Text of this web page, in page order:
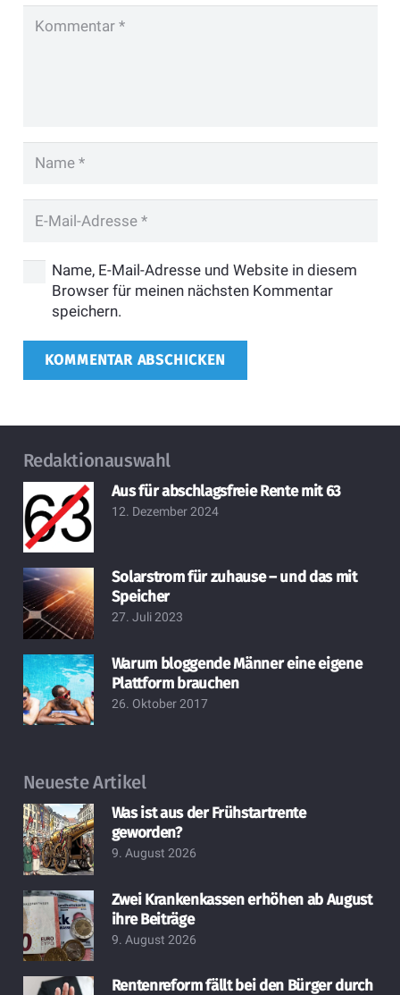
Name, E-Mail-Adresse und Website in diesem
Browser für meinen nächsten Kommentar
speichern.
KOMMENTAR ABSCHICKEN
Redaktionauswahl
Aus für abschlagsfreie Rente mit 63
12. Dezember 2024
Solarstrom für zuhause – und das mit
Speicher
27. Juli 2023
Warum bloggende Männer eine eigene
Plattform brauchen
26. Oktober 2017
Neueste Artikel
Was ist aus der Frühstartrente
geworden?
9. August 2026
Zwei Krankenkassen erhöhen ab August
ihre Beiträge
9. August 2026
Rentenreform fällt bei den Bürger durch